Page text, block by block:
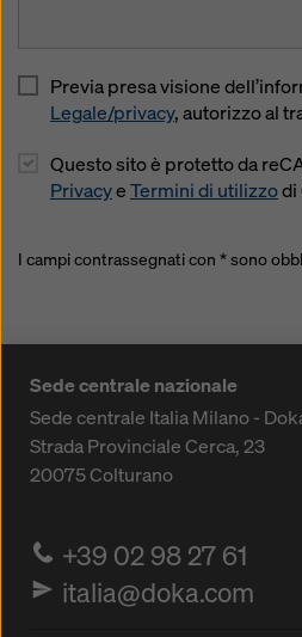
Previa presa visione
Legale/privacy, autorizzo al
Questo sito è protetto da
PrivacyeTermini di utilizzodi
I campi contrassegnati con * sono
Sede centrale nazionale
Sede centrale Italia Milano -
Strada Provinciale Cerca, 23
20075Colturano
+39 02 98 27 61
italia@doka.com